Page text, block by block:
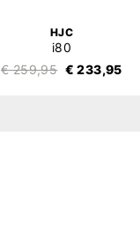
HJC
i80
€ 259,95 € 233,95